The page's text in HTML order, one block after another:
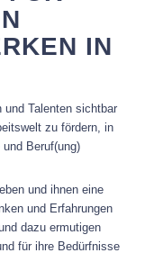
IN
Talenten sichtbar
zu fördern, in
Beruf(ung)
und ihnen eine
und Erfahrungen
dazu ermutigen
für ihre Bedürfnisse